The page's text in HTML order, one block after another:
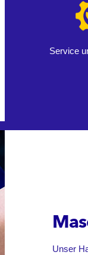
Service
Unser